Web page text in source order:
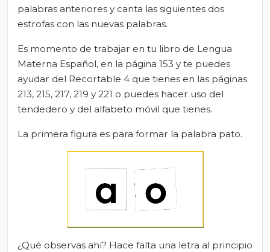
palabras anteriores y canta las siguientes dos
estrofas con las nuevas palabras.
Es momento de trabajar en tu libro de Lengua
Materna Español, en la página 153 y te puedes
ayudar del Recortable 4 que tienes en las páginas
213, 215, 217, 219 y 221 o puedes hacer uso del
tendedero y del alfabeto móvil que tienes.
La primera figura es para formar la palabra pato.
¿Qué observas ahí? Hace falta una letra al principio